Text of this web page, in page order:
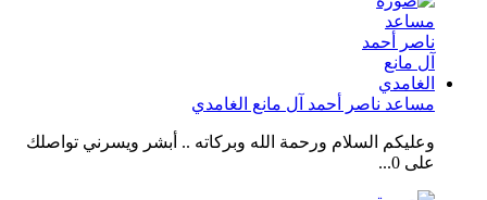
مساعد ناصر أحمد آل مانع الغامدي
وعليكم السلام ورحمة الله وبركاته .. أبشر ويسرني تواصلك
على 0...